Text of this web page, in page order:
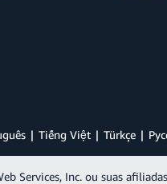
Tiếng Việt Türkçe
Services, Inc. ou suas